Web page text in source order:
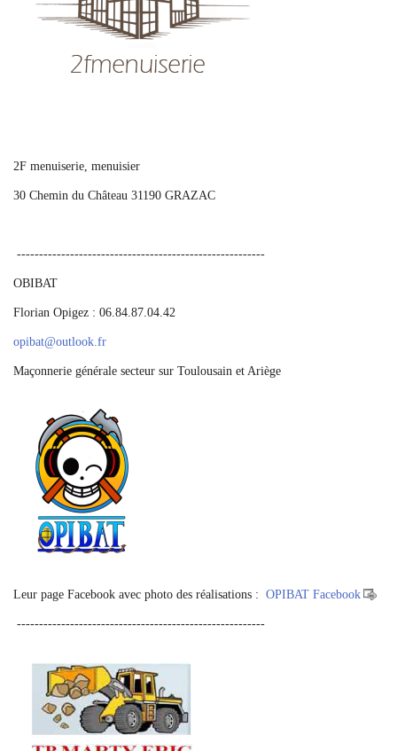
2F menuiserie, menuisier
30 Chemin du Château 31190 GRAZAC
--------------------------------------------------------
OBIBAT
Florian Opigez : 06.84.87.04.42
opibat@outlook.fr
Maçonnerie générale secteur sur Toulousain et Ariège
Leur page Facebook avec photo des réalisations : OPIBAT Facebook
--------------------------------------------------------